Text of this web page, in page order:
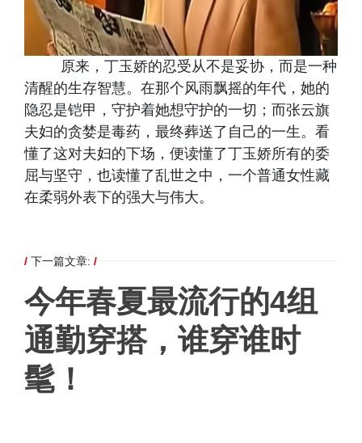
原来，丁玉娇的忍受从不是妥协，而是一种
清醒的生存智慧。在那个风雨飘摇的年代，她的
隐忍是铠甲，守护着她想守护的一切；而张云旗
夫妇的贪婪是毒药，最终葬送了自己的一生。看
懂了这对夫妇的下场，便读懂了丁玉娇所有的委
屈与坚守，也读懂了乱世之中，一个普通女性藏
在柔弱外表下的强大与伟大。
/ 下一篇文章: /
今年春夏最流行的4组
通勤穿搭，谁穿谁时
髦！